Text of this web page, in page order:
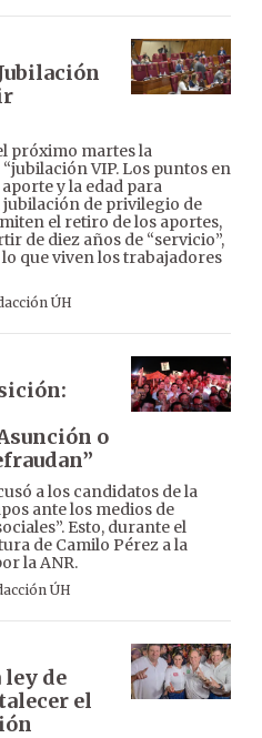
próximo martes la
VIP. Los puntos en
y la edad para
jubilación de privilegio de
el retiro de los aportes,
de diez años de “servicio”,
que viven los trabajadores
ÚH
o
a los candidatos de la
ante los medios de
Esto, durante el
de Camilo Pérez a la
la ANR.
ÚH
ley de
el